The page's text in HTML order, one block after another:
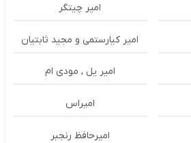
امیر چیتگر
امیر کیارستمی و مجید ثابتیان
امیر یل , مودی ام
امیراس
امیرحافظ رنجبر